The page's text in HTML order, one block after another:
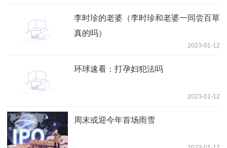
李时珍的老婆（李时珍和老婆一同尝百草
真的吗）
2023-01-12
环球速看：打孕妇犯法吗
2023-01-12
周末或迎今年首场雨雪